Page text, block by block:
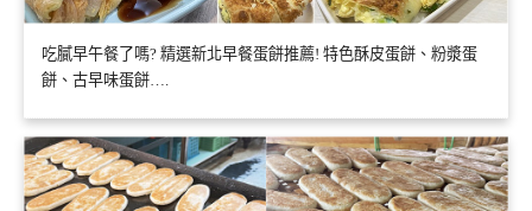
吃膩早午餐了嗎? 精選新北早餐蛋餅推薦! 特色酥皮蛋餅、粉漿蛋
餅、古早味蛋餅….